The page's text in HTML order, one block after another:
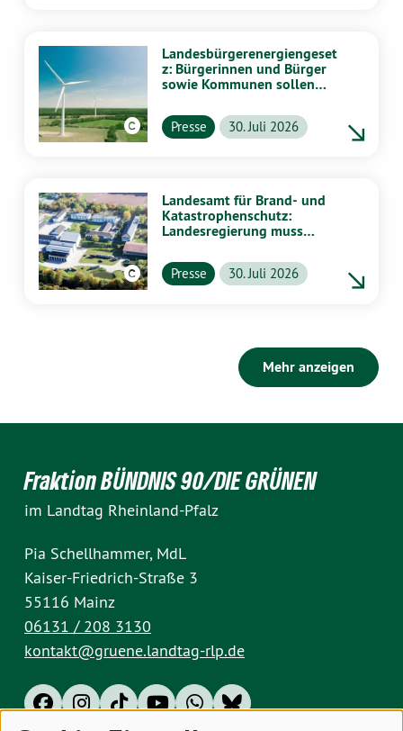
Landesbürgerenergiengeset
z: Bürgerinnen und Bürger
sowie Kommunen sollen
profitieren
Presse 30. Juli 2026
Landesamt für Brand- und
Katastrophenschutz:
Landesregierung muss
Presse 30. Juli 2026
Mehr anzeigen
Fraktion BÜNDNIS 90/DIE GRÜNEN
im Landtag Rheinland-Pfalz
Pia Schellhammer, MdL
Kaiser-Friedrich-Straße 3
55116 Mainz
06131 / 208 3130
kontakt@gruene.landtag-rlp.de